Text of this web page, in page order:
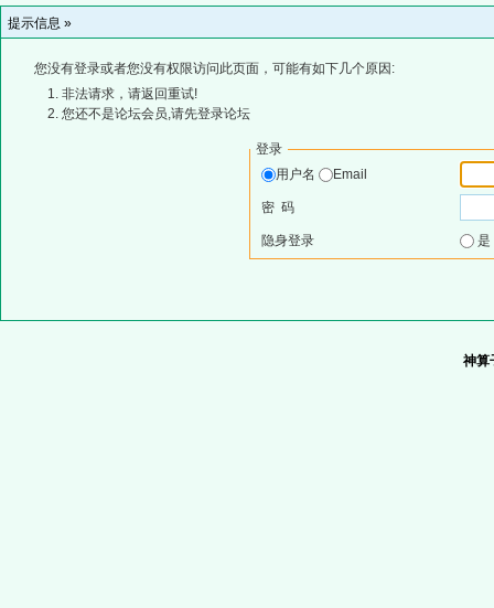
提示信息 »
您没有登录或者您没有权限访问此页面，可能有如下几个原因:
非法请求，请返回重试!
您还不是论坛会员,请先登录论坛
登录
用户名
Email
密 码
隐身登录
神算